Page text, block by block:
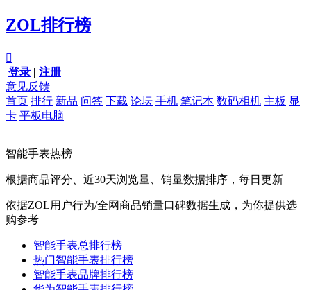
ZOL排行榜

登录 | 注册
意见反馈
首页 排行 新品 问答 下载 论坛 手机 笔记本 数码相机 主板 显
卡 平板电脑
智能手表热榜
根据商品评分、近30天浏览量、销量数据排序，每日更新
依据ZOL用户行为/全网商品销量口碑数据生成，为你提供选
购参考
智能手表总排行榜
热门智能手表排行榜
智能手表品牌排行榜